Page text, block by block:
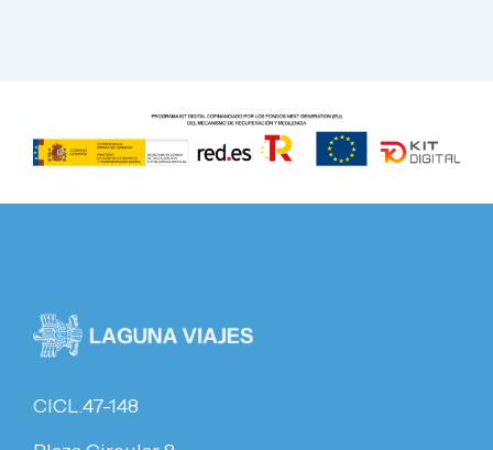
CICL.47-148